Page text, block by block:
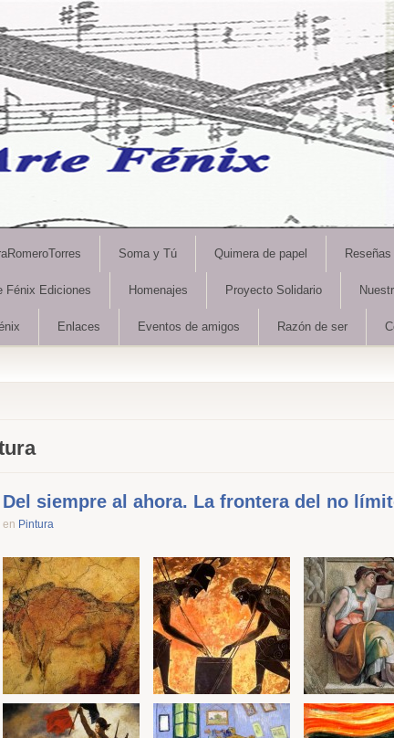
Soma y Tú Quimera de papel Reseñas
Fénix Ediciones Homenajes Proyecto Solidario
Enlaces Eventos de amigos Razón de ser
Del siempre al ahora. La frontera del no
en Pintura